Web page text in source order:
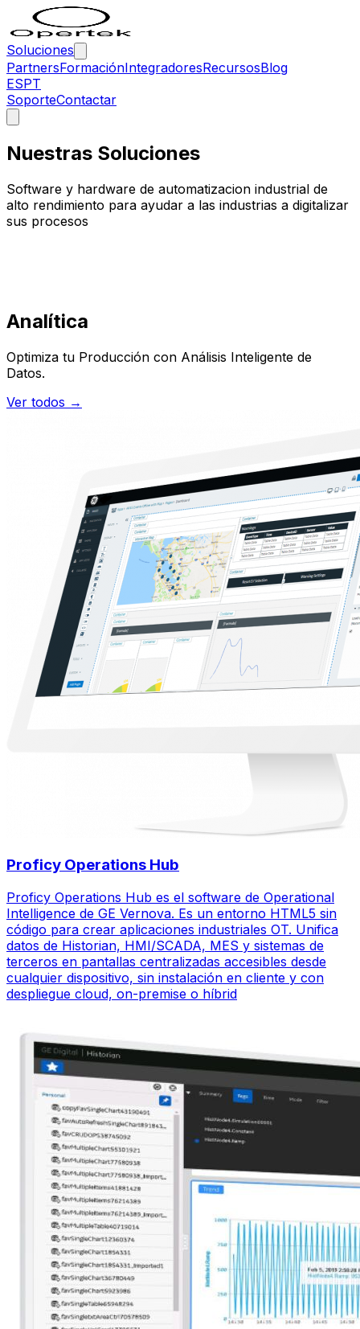
Soluciones
PartnersFormaciónIntegradoresRecursosBlog
ESPT
SoporteContactar
Nuestras Soluciones
Software y hardware de automatizacion industrial de
alto rendimiento para ayudar a las industrias a digitalizar
sus procesos
Analítica
Optimiza tu Producción con Análisis Inteligente de
Datos.​
Ver todos →
Proficy Operations Hub
Proficy Operations Hub es el software de Operational
Intelligence de GE Vernova. Es un entorno HTML5 sin
código para crear aplicaciones industriales OT. Unifica
datos de Historian, HMI/SCADA, MES y sistemas de
terceros en pantallas centralizadas accesibles desde
cualquier dispositivo, sin instalación en cliente y con
despliegue cloud, on-premise o híbrid